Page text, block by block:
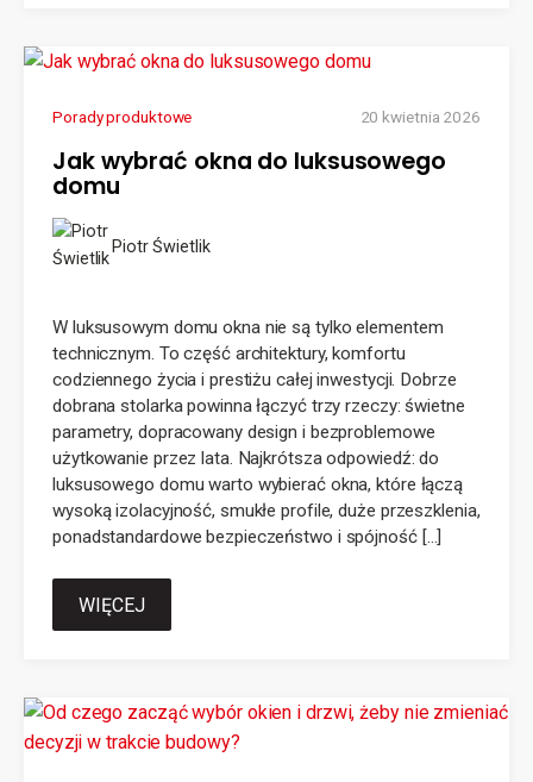
Porady produktowe 20 kwietnia 2026
Jak wybrać okna do luksusowego
domu
Piotr Świetlik
W luksusowym domu okna nie są tylko elementem
technicznym. To część architektury, komfortu
codziennego życia i prestiżu całej inwestycji. Dobrze
dobrana stolarka powinna łączyć trzy rzeczy: świetne
parametry, dopracowany design i bezproblemowe
użytkowanie przez lata. Najkrótsza odpowiedź: do
luksusowego domu warto wybierać okna, które łączą
wysoką izolacyjność, smukłe profile, duże przeszklenia,
ponadstandardowe bezpieczeństwo i spójność […]
WIĘCEJ